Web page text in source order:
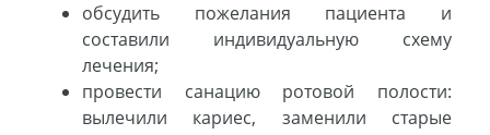
обсудить пожелания пациента и
составили индивидуальную схему
лечения;
провести санацию ротовой полости:
вылечили кариес, заменили старые